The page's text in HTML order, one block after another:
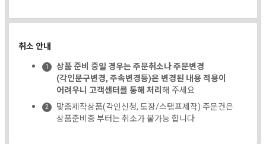
취소 안내
상품 준비 중일 경우는 주문취소나 주문변경
(각인문구변경, 주속변경등)은 변경된 내용 적용이
어려우니 고객센터를 통해 처리해 주세요
맞춤제작상품(각인신청, 도장/스탬프제작) 주문건은
상품준비중 부터는 취소가 불가능 합니다